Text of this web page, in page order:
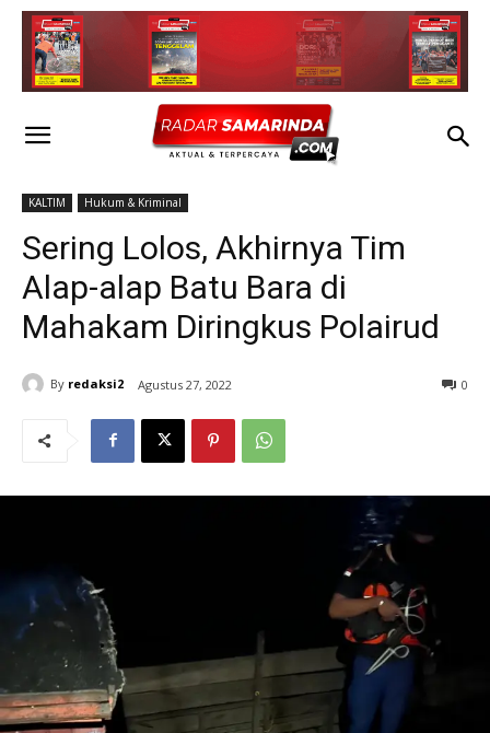
KALTIM Hukum & Kriminal
Sering Lolos, Akhirnya Tim
Alap-alap Batu Bara di
Mahakam Diringkus Polairud
By redaksi2 Agustus 27, 2022 0